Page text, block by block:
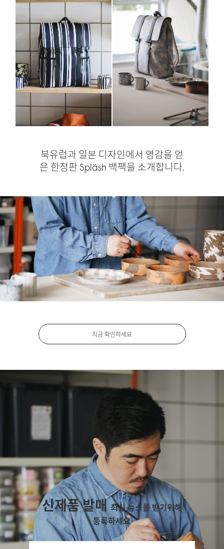
북유럽과 일본 디자인에서 영감을 얻
은 한정판 Spläsh 백팩을 소개합니다.
지금 확인하세요
신제품 발매 최신 뉴스를 받기위해
등록하세요